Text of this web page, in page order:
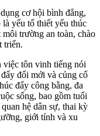
cơ hội bình đẳng,
yếu tố thiết yếu thúc
trường an toàn, chào
triển.
việc tôn vinh tiếng nói
đổi mới và củng cố
đẩy công bằng, đa
sống, bao gồm tuổi
hệ dân sự, thai kỳ
giới tính và xu